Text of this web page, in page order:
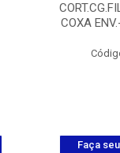
COXA
Faça